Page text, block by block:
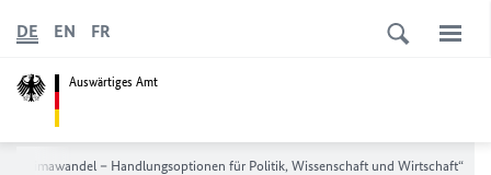
Auswärtiges Amt
DE EN FR
Klimawandel – Handlungsoptionen für Politik, Wissenschaft und Wirtschaft“